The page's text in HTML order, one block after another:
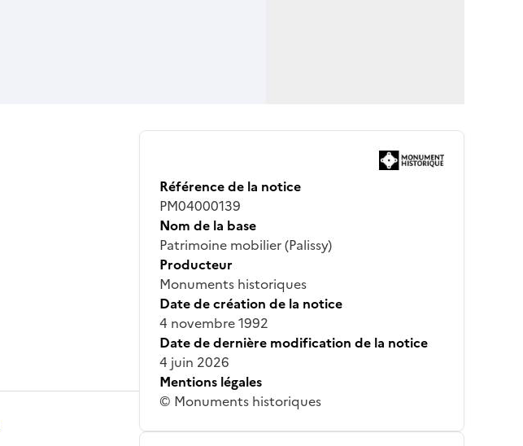
Référence de la notice
PM04000139
Nom de la base
Patrimoine mobilier (Palissy)
Producteur
Monuments historiques
Date de création de la notice
4 novembre 1992
Date de dernière modification de la notice
4 juin 2026
Mentions légales
© Monuments historiques